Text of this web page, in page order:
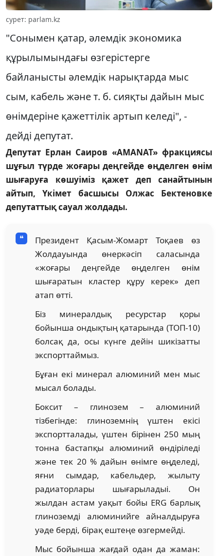
сурет: parlam.kz
"Сонымен қатар, әлемдік экономика
құрылымындағы өзгерістерге
байланысты әлемдік нарықтарда мыс
сым, кабель және т. б. сияқты дайын мыс
өнімдеріне қажеттілік артып келеді", -
дейді депутат.
Депутат Ерлан Саиров «AMANAT» фракциясы
шұғыл түрде жоғары деңгейде өңделген өнім
шығаруға көшуіміз қажет деп санайтынын
айтып, Үкімет басшысы Олжас Бектеновке
депутаттық сауал жолдады.
Президент Қасым-Жомарт Тоқаев өз
Жолдауында өнеркәсіп саласында
«жоғары деңгейде өңделген өнім
шығаратын кластер құру керек» деп
атап өтті.
Біз минералдық ресурстар қоры
бойынша ондықтың қатарында (ТОП-10)
болсақ да, осы күнге дейін шикізатты
экспорттаймыз.
Бұған екі минерал алюминий мен мыс
мысал болады.
Боксит – глинозем – алюминий
тізбегінде: глиноземнің үштен екісі
экспортталады, үштен бірінен 250 мың
тонна бастапқы алюминий өндіріледі
және тек 20 % дайын өнімге өңделеді,
яғни сымдар, кабельдер, жылыту
радиаторлары шығарыладыі. Он
жылдан астам уақыт бойы ERG барлық
глиноземді алюминийге айналдыруға
уәде берді, бірақ ештеңе өзгермейді.
Мыс бойынша жағдай одан да жаман: